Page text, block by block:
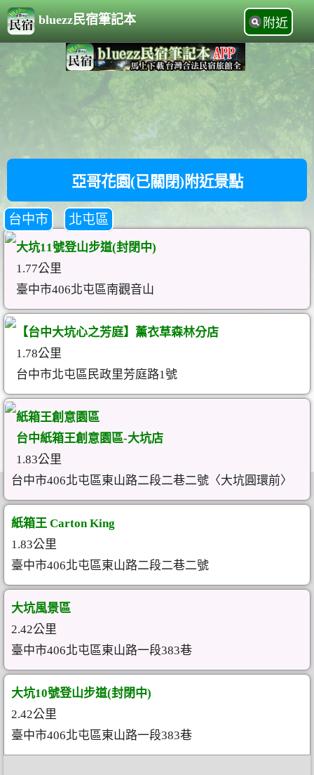
bluezz民宿筆記本 附近
亞哥花園(已關閉)附近景點
台中市 北屯區
大坑11號登山步道(封閉中)
1.77公里
臺中市406北屯區南觀音山
【台中大坑心之芳庭】薰衣草森林分店
1.78公里
台中市北屯區民政里芳庭路1號
紙箱王創意園區
台中紙箱王創意園區-大坑店
1.83公里
台中市406北屯區東山路二段二巷二號〈大坑圓環前〉
紙箱王 Carton King
1.83公里
臺中市406北屯區東山路二段二巷二號
大坑風景區
2.42公里
臺中市406北屯區東山路一段383巷
大坑10號登山步道(封閉中)
2.42公里
臺中市406北屯區東山路一段383巷